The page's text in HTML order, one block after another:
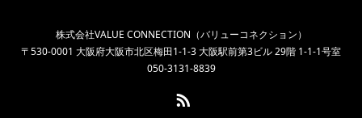
株式会社VALUE CONNECTION（バリューコネクション）
〒530-0001 大阪府大阪市北区梅田1-1-3 大阪駅前第3ビル 29階 1-1-1号室
050-3131-8839